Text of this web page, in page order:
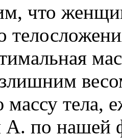
что
тела,
А. по нашей